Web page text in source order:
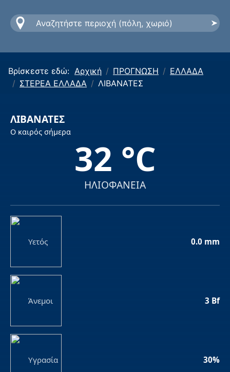
Βρίσκεστε εδώ: Αρχική ΠΡΟΓΝΩΣΗ
ΕΛΛΑΔΑ
ΣΤΕΡΕΑ ΕΛΛΑΔΑ
ΛΙΒΑΝΑΤΕΣ
ΛΙΒΑΝΑΤΕΣ
Ο καιρός σήμερα
32 °C
ΗΛΙΟΦΑΝΕΙΑ
Υετός 0.0 mm
Άνεμοι 3 Bf
Υγρασία 30%